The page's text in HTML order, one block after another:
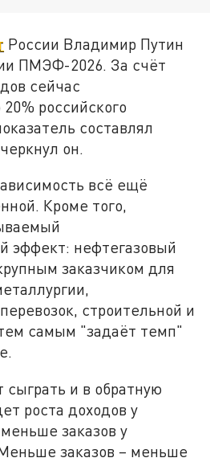
России Владимир Путин
ПМЭФ-2026. За счёт
сейчас
российского
составлял
он.
всё ещё
Кроме того,
эффект: нефтегазовый
заказчиком для
строительной и
самым "задаёт темп"
и в обратную
роста доходов у
заказов у
заказов – меньше